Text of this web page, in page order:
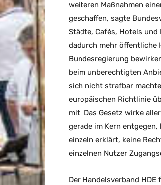
weiteren Maßnahmen
geschaffen, sagte
Städte, Cafés, Hotels
dadurch mehr öffentliche
Bundesregierung
beim unberechtigten
sich nicht strafbar
europäischen Richtlinie
mit. Das Gesetz wirke
gerade im Kern
einzeln erklärt, keine
einzelnen Nutzer
Der Handelsverband